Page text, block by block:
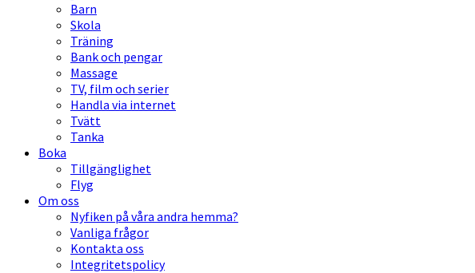
Barn
Skola
Träning
Bank och pengar
Massage
TV, film och serier
Handla via internet
Tvätt
Tanka
Boka
Tillgänglighet
Flyg
Om oss
Nyfiken på våra andra hemma?
Vanliga frågor
Kontakta oss
Integritetspolicy